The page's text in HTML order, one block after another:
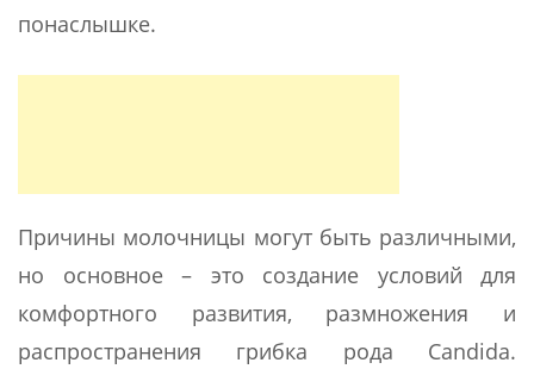
понаслышке.
Причины молочницы могут быть различными,
но основное – это создание условий для
комфортного развития, размножения и
распространения грибка рода Candida.